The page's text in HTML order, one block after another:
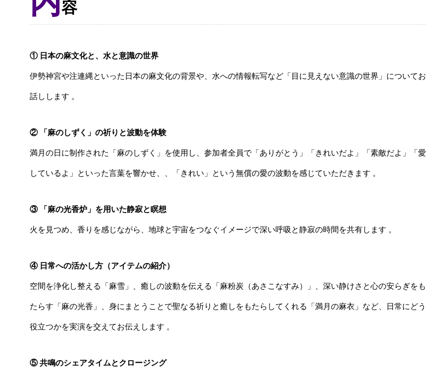
容
① 日本の麻文化と、水と意識の世界
伊勢神宮や注連縄といった日本の麻文化の背景や、水への情報転写など「目に見えない意識の世界」についてお
話しします 。
② 「麻のしずく」の祈りと波動を体験
満月の日に制作された「麻のしずく」を使用し、参加者全員で「ありがとう」「きれいだよ」「素敵だよ」「愛
しているよ」といった言葉を響かせ、、「きれい」という無償の愛の波動を感じていただきます 。
③ 「麻の光香炉」を用いた静寂と瞑想
火を見つめ、香りを感じながら、地球と宇宙をつなぐイメージで深い呼吸と静寂の時間を共有します 。
④ 日常への活かし方（アイテムの紹介）
空間を浄化し整える「麻雪」、癒しの波動を伝える「麻粉炭（あさこなすみ）」、深い静けさと心の安らぎをも
たらす「麻の光香」、身にまとうことで聖なる祈りと癒しをもたらしてくれる「満月の麻衣」など、日常にどう
役立つかを実演を交えてお伝えします 。
⑤ 共鳴のシェアタイムとクロージング